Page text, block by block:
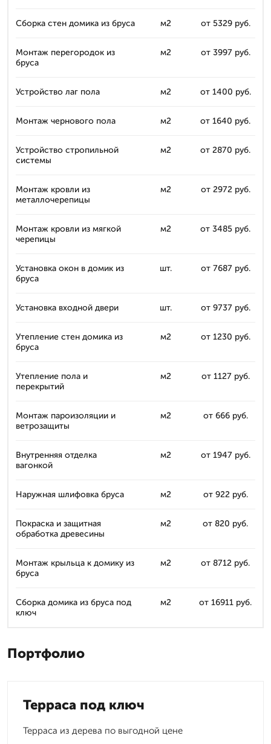
Сборка стен домика из бруса м2 от 5329 руб.
Монтаж перегородок из
бруса
м2 от 3997 руб.
Устройство лаг пола м2 от 1400 руб.
Монтаж чернового пола м2 от 1640 руб.
Устройство стропильной
системы
м2 от 2870 руб.
Монтаж кровли из
металлочерепицы
м2 от 2972 руб.
Монтаж кровли из мягкой
черепицы
м2 от 3485 руб.
Установка окон в домик из
бруса
шт. от 7687 руб.
Установка входной двери шт. от 9737 руб.
Утепление стен домика из
бруса
м2 от 1230 руб.
Утепление пола и
перекрытий
м2 от 1127 руб.
Монтаж пароизоляции и
ветрозащиты
м2 от 666 руб.
Внутренняя отделка
вагонкой
м2 от 1947 руб.
Наружная шлифовка бруса м2 от 922 руб.
Покраска и защитная
обработка древесины
м2 от 820 руб.
Монтаж крыльца к домику из
бруса
м2 от 8712 руб.
Сборка домика из бруса под
ключ
м2 от 16911 руб.
Портфолио
Терраса под ключ
Терраса из дерева по выгодной цене